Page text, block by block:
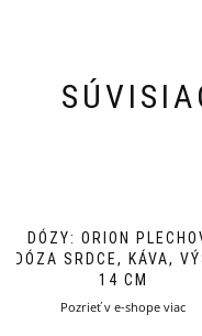
DÓZY: ORION
DÓZA SRDCE, KÁVA,
14 CM
Pozrieť v e-shope viac